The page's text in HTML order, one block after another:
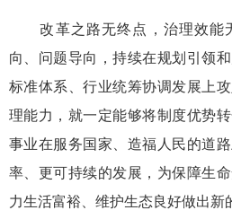
改革之路无终点，治理效能
向、问题导向，持续在规划引领
标准体系、行业统筹协调发展上
理能力，就一定能够将制度优势
事业在服务国家、造福人民的道
率、更可持续的发展，为保障生
力生活富裕、维护生态良好做出新